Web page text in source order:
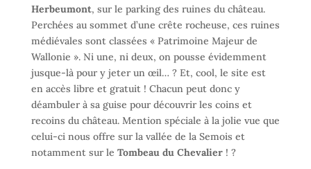
Herbeumont, sur le parking des ruines du château.
Perchées au sommet d’une crête rocheuse, ces ruines
médiévales sont classées « Patrimoine Majeur de
Wallonie ». Ni une, ni deux, on pousse évidemment
jusque-là pour y jeter un œil… ? Et, cool, le site est
en accès libre et gratuit ! Chacun peut donc y
déambuler à sa guise pour découvrir les coins et
recoins du château. Mention spéciale à la jolie vue que
celui-ci nous offre sur la vallée de la Semois et
notamment sur le Tombeau du Chevalier! ?